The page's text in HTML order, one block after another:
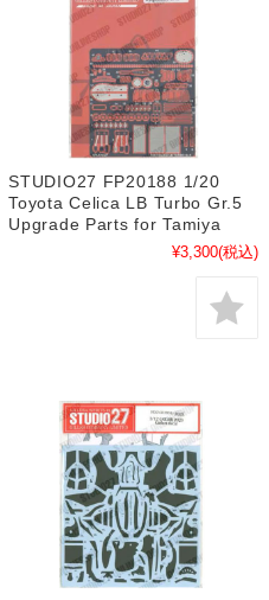
STUDIO27 FP20188 1/20
Toyota Celica LB Turbo Gr.5
Upgrade Parts for Tamiya
¥3,300(税込)